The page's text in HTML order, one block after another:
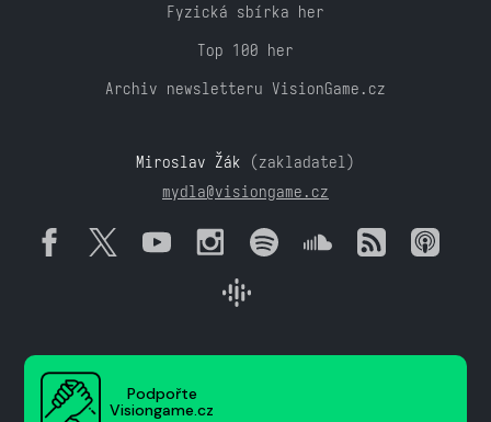
Fyzická sbírka her
Top 100 her
Archiv newsletteru VisionGame.cz
Miroslav Žák (zakladatel)
mydla@visiongame.cz
Podpořte
Visiongame.cz